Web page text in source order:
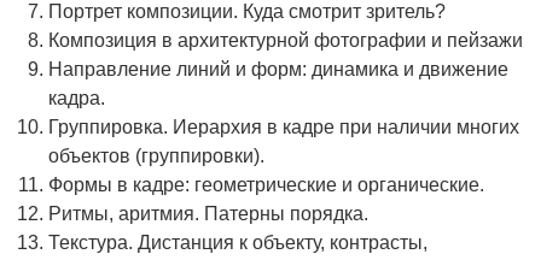
Портрет композиции. Куда смотрит зритель?
Композиция в архитектурной фотографии и пейзажи
Направление линий и форм: динамика и движение
кадра.
Группировка. Иерархия в кадре при наличии многих
объектов (группировки).
Формы в кадре: геометрические и органические.
Ритмы, аритмия. Патерны порядка.
Текстура. Дистанция к объекту, контрасты,